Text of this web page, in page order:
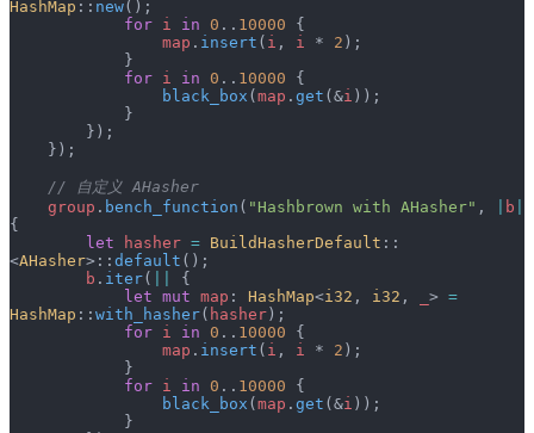
HashMap :: new();
            for
i in 0 .. 10000 {
                map
. insert ( i , i * 2 );
            }
            for
i in 0 .. 10000 {
                black_box
( map . get (&i ));
            }
        });
    });
    // 自定义 AHasher
    group
. bench_function ( "Hashbrown with AHasher" , b
{
        let
hasher = BuildHasherDefault ::
<AHasher>:: default ();
        b
. iter(
{
            let
mut map : HashMap<i32 , i32 , > =
HashMap :: with_hasher( hasher );
            for
i in 0 .. 10000 {
                map
. insert ( i , i * 2 );
            }
            for
i in 0 .. 10000 {
                black_box
( map . get (&i ));
            }